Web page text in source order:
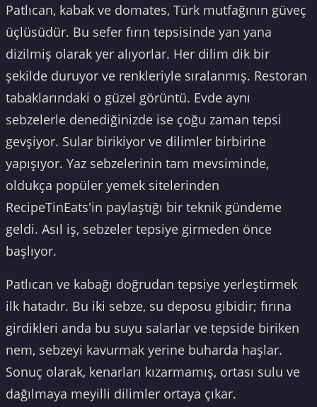
Patlıcan, kabak ve domates, Türk mutfağının güveç
üçlüsüdür. Bu sefer fırın tepsisinde yan yana
dizilmiş olarak yer alıyorlar. Her dilim dik bir
şekilde duruyor ve renkleriyle sıralanmış. Restoran
tabaklarındaki o güzel görüntü. Evde aynı
sebzelerle denediğinizde ise çoğu zaman tepsi
gevşiyor. Sular birikiyor ve dilimler birbirine
yapışıyor. Yaz sebzelerinin tam mevsiminde,
oldukça popüler yemek sitelerinden
RecipeTinEats'in paylaştığı bir teknik gündeme
geldi. Asıl iş, sebzeler tepsiye girmeden önce
başlıyor.
Patlıcan ve kabağı doğrudan tepsiye yerleştirmek
ilk hatadır. Bu iki sebze, su deposu gibidir; fırına
girdikleri anda bu suyu salarlar ve tepside biriken
nem, sebzeyi kavurmak yerine buharda haşlar.
Sonuç olarak, kenarları kızarmamış, ortası sulu ve
dağılmaya meyilli dilimler ortaya çıkar.